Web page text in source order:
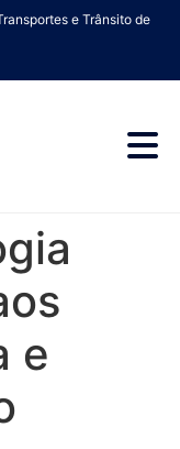
e Trânsito de
e